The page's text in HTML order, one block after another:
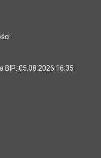
BIP: 05.08.2026 16:35